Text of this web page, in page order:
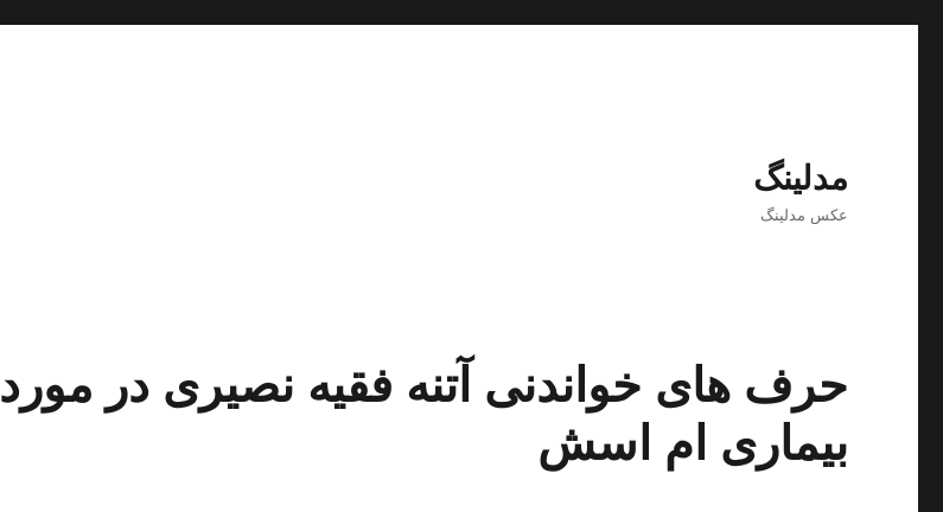
مدلینگ
عکس مدلینگ
حرف های خواندنی آتنه فقیه نصیری در مورد
بیماری ام اسش